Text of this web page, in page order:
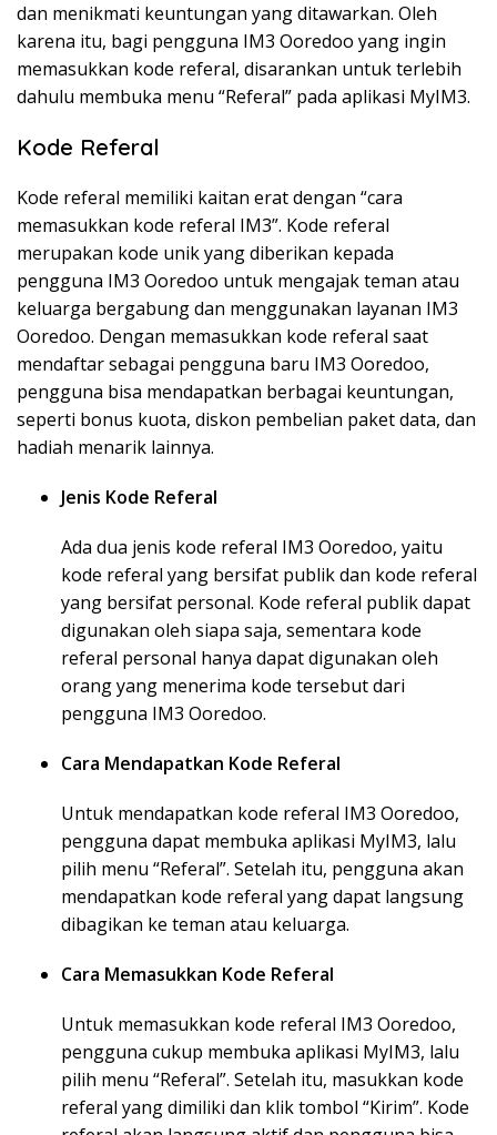
dan menikmati keuntungan yang ditawarkan. Oleh
karena itu, bagi pengguna IM3 Ooredoo yang ingin
memasukkan kode referal, disarankan untuk terlebih
dahulu membuka menu “Referal” pada aplikasi MyIM3.
Kode Referal
Kode referal memiliki kaitan erat dengan “cara
memasukkan kode referal IM3”. Kode referal
merupakan kode unik yang diberikan kepada
pengguna IM3 Ooredoo untuk mengajak teman atau
keluarga bergabung dan menggunakan layanan IM3
Ooredoo. Dengan memasukkan kode referal saat
mendaftar sebagai pengguna baru IM3 Ooredoo,
pengguna bisa mendapatkan berbagai keuntungan,
seperti bonus kuota, diskon pembelian paket data, dan
hadiah menarik lainnya.
Jenis Kode Referal
Ada dua jenis kode referal IM3 Ooredoo, yaitu
kode referal yang bersifat publik dan kode referal
yang bersifat personal. Kode referal publik dapat
digunakan oleh siapa saja, sementara kode
referal personal hanya dapat digunakan oleh
orang yang menerima kode tersebut dari
pengguna IM3 Ooredoo.
Cara Mendapatkan Kode Referal
Untuk mendapatkan kode referal IM3 Ooredoo,
pengguna dapat membuka aplikasi MyIM3, lalu
pilih menu “Referal”. Setelah itu, pengguna akan
mendapatkan kode referal yang dapat langsung
dibagikan ke teman atau keluarga.
Cara Memasukkan Kode Referal
Untuk memasukkan kode referal IM3 Ooredoo,
pengguna cukup membuka aplikasi MyIM3, lalu
pilih menu “Referal”. Setelah itu, masukkan kode
referal yang dimiliki dan klik tombol “Kirim”. Kode